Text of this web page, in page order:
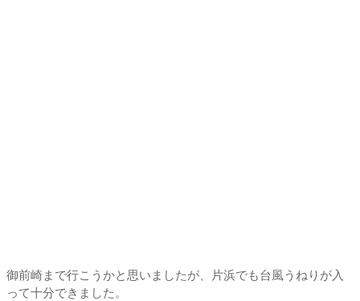
御前崎まで行こうかと思いましたが、片浜でも台風うねりが入
って十分できました。